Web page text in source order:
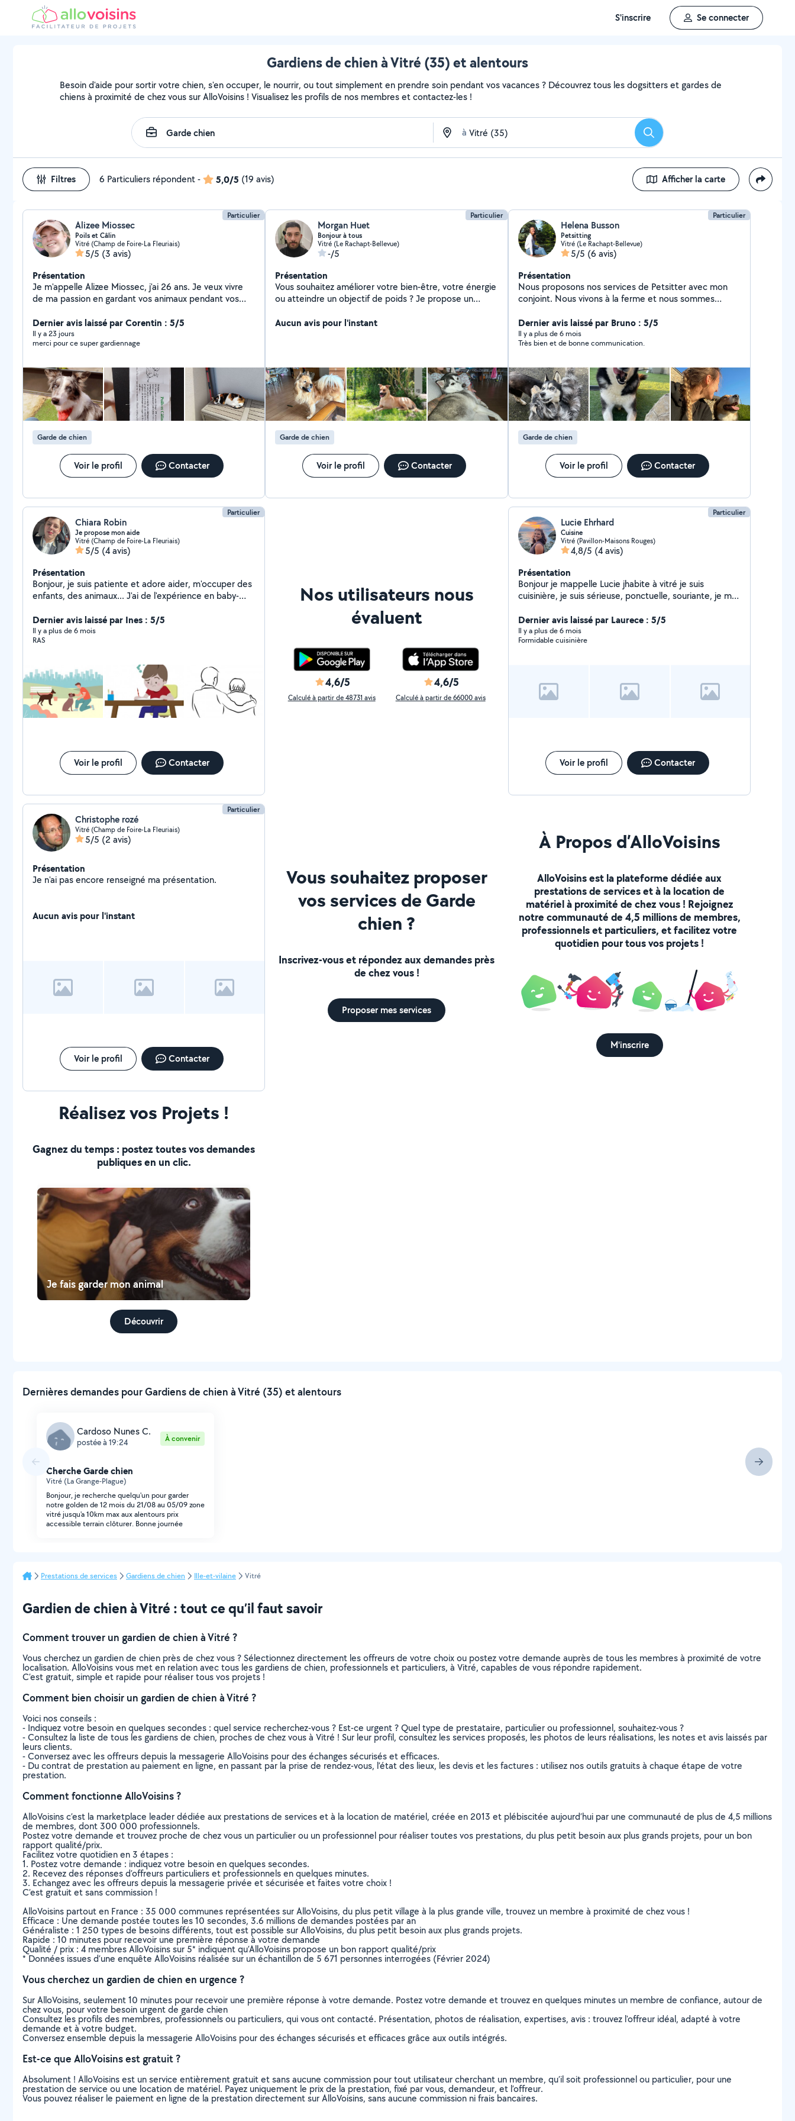
S'inscrire Se connecter
Gardiens de chien à Vitré (35) et alentours
Besoin d'aide pour sortir votre chien, s'en occuper, le nourrir, ou tout simplement en prendre soin pendant vos vacances ? Découvrez tous les dogsitters et gardes de
chiens à proximité de chez vous sur AlloVoisins ! Visualisez les profils de nos membres et contactez-les !
à Rechercher
Filtres 6 Particuliers répondent- 5,0/5 (19 avis) Afficher la carte
Particulier
Alizee Miossec
Poils et Câlin
Vitré (Champ de Foire-La Fleuriais)
5/5 (3 avis)
Présentation
Je m'appelle Alizee Miossec, j'ai 26 ans. Je veux vivre
de ma passion en gardant vos animaux pendant vos
Dernier avis laissé par Corentin : 5/5
Il y a 23 jours
merci pour ce super gardiennage
Garde de chien
Voir le profil Contacter
Particulier
Morgan Huet
Bonjour à tous
Vitré (Le Rachapt-Bellevue)
-/5
Présentation
Vous souhaitez améliorer votre bien-être, votre énergie
ou atteindre un objectif de poids ? Je propose un
programmes adaptés à chaque profil : perte de poids,
du bien-être. Aucune expérience nécessaire :
formation complète et accompagnement assurés.
Aucun avis pour l'instant
Garde de chien
Voir le profil Contacter
Particulier
Helena Busson
Petsitting
Vitré (Le Rachapt-Bellevue)
5/5 (6 avis)
Présentation
Nous proposons nos services de Petsitter avec mon
conjoint. Nous vivons à la ferme et nous sommes
vous aider et leur donner une dose de bonheur
Dernier avis laissé par Bruno : 5/5
Il y a plus de 6 mois
Très bien et de bonne communication.
Garde de chien
Voir le profil Contacter
Particulier
Chiara Robin
Je propose mon aide
Vitré (Champ de Foire-La Fleuriais)
5/5 (4 avis)
Présentation
Bonjour, je suis patiente et adore aider, m'occuper des
enfants, des animaux... J'ai de l'expérience en baby-
d'animaux, en aide aux ménages, aide à la personne.
Dernier avis laissé par Ines : 5/5
Il y a plus de 6 mois
RAS
Voir le profil Contacter
Nos utilisateurs nous
évaluent
4,6/5
Calculé à partir de 48731 avis
4,6/5
Calculé à partir de 66000 avis
Particulier
Lucie Ehrhard
Cuisine
Vitré (Pavillon-Maisons Rouges)
4,8/5 (4 avis)
Présentation
Bonjour je mappelle Lucie jhabite à vitré je suis
cuisinière, je suis sérieuse, ponctuelle, souriante, je me
Dernier avis laissé par Laurece : 5/5
Il y a plus de 6 mois
Formidable cuisinière
Voir le profil Contacter
Particulier
Christophe rozé
Vitré (Champ de Foire-La Fleuriais)
5/5 (2 avis)
Présentation
Je n'ai pas encore renseigné ma présentation.
Aucun avis pour l'instant
Voir le profil Contacter
Vous souhaitez proposer
vos services de Garde
chien ?
Inscrivez-vous et répondez aux demandes près
de chez vous !
Proposer mes services
À Propos d’AlloVoisins
AlloVoisins est la plateforme dédiée aux
prestations de services et à la location de
matériel à proximité de chez vous ! Rejoignez
notre communauté de 4,5 millions de membres,
professionnels et particuliers, et facilitez votre
quotidien pour tous vos projets !
M'inscrire
Réalisez vos Projets !
Gagnez du temps : postez toutes vos demandes
publiques en un clic.
Je fais garder mon animal
Découvrir
Dernières demandes pour Gardiens de chien à Vitré (35) et alentours
Cardoso Nunes C.
postée à 19:24 À convenir
Cherche Garde chien
Vitré (La Grange-Plague)
Bonjour, je recherche quelqu'un pour garder
notre golden de 12 mois du 21/08 au 05/09 zone
vitré jusqu'a 10km max aux alentours prix
accessible terrain clôturer. Bonne journée
Prestations de services Gardiens de chien Ille-et-vilaine Vitré
Gardien de chien à Vitré : tout ce qu’il faut savoir
Comment trouver un gardien de chien à Vitré ?
Vous cherchez un gardien de chien près de chez vous ? Sélectionnez directement les offreurs de votre choix ou postez votre demande auprès de tous les membres à proximité de votre
localisation. AlloVoisins vous met en relation avec tous les gardiens de chien, professionnels et particuliers, à Vitré, capables de vous répondre rapidement.
C’est gratuit, simple et rapide pour réaliser tous vos projets !
Comment bien choisir un gardien de chien à Vitré ?
Voici nos conseils :
- Indiquez votre besoin en quelques secondes : quel service recherchez-vous ? Est-ce urgent ? Quel type de prestataire, particulier ou professionnel, souhaitez-vous ?
- Consultez la liste de tous les gardiens de chien, proches de chez vous à Vitré ! Sur leur profil, consultez les services proposés, les photos de leurs réalisations, les notes et avis laissés par
leurs clients.
- Conversez avec les offreurs depuis la messagerie AlloVoisins pour des échanges sécurisés et efficaces.
- Du contrat de prestation au paiement en ligne, en passant par la prise de rendez-vous, l’état des lieux, les devis et les factures : utilisez nos outils gratuits à chaque étape de votre
prestation.
Comment fonctionne AlloVoisins ?
AlloVoisins c’est la marketplace leader dédiée aux prestations de services et à la location de matériel, créée en 2013 et plébiscitée aujourd’hui par une communauté de plus de 4,5 millions
de membres, dont 300 000 professionnels.
Postez votre demande et trouvez proche de chez vous un particulier ou un professionnel pour réaliser toutes vos prestations, du plus petit besoin aux plus grands projets, pour un bon
rapport qualité/prix.
Facilitez votre quotidien en 3 étapes :
1. Postez votre demande : indiquez votre besoin en quelques secondes.
2. Recevez des réponses d’offreurs particuliers et professionnels en quelques minutes.
3. Echangez avec les offreurs depuis la messagerie privée et sécurisée et faites votre choix !
C’est gratuit et sans commission !
AlloVoisins partout en France : 35 000 communes représentées sur AlloVoisins, du plus petit village à la plus grande ville, trouvez un membre à proximité de chez vous !
Efficace : Une demande postée toutes les 10 secondes, 3.6 millions de demandes postées par an
Généraliste : 1 250 types de besoins différents, tout est possible sur AlloVoisins, du plus petit besoin aux plus grands projets.
Rapide : 10 minutes pour recevoir une première réponse à votre demande
Qualité / prix : 4 membres AlloVoisins sur 5* indiquent qu’AlloVoisins propose un bon rapport qualité/prix
* Données issues d’une enquête AlloVoisins réalisée sur un échantillon de 5 671 personnes interrogées (Février 2024)
Vous cherchez un gardien de chien en urgence ?
Sur AlloVoisins, seulement 10 minutes pour recevoir une première réponse à votre demande. Postez votre demande et trouvez en quelques minutes un membre de confiance, autour de
chez vous, pour votre besoin urgent de garde chien
Consultez les profils des membres, professionnels ou particuliers, qui vous ont contacté. Présentation, photos de réalisation, expertises, avis : trouvez l'offreur idéal, adapté à votre
demande et à votre budget.
Conversez ensemble depuis la messagerie AlloVoisins pour des échanges sécurisés et efficaces grâce aux outils intégrés.
Est-ce que AlloVoisins est gratuit ?
Absolument ! AlloVoisins est un service entièrement gratuit et sans aucune commission pour tout utilisateur cherchant un membre, qu’il soit professionnel ou particulier, pour une
prestation de service ou une location de matériel. Payez uniquement le prix de la prestation, fixé par vous, demandeur, et l’offreur.
Vous pouvez réaliser le paiement en ligne de la prestation directement sur AlloVoisins, sans aucune commission ni frais bancaires.